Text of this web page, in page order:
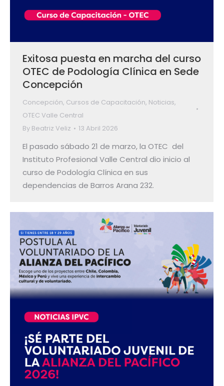
Exitosa puesta en marcha del curso
OTEC de Podología Clínica en Sede
Concepción
Concepción, Cursos de Capacitación, Noticias,
OTEC Valle Central
By Beatriz Veliz 13 Abril 2026
El pasado sábado 21 de marzo, la OTEC del
Instituto Profesional Valle Central dio inicio al
curso de Podología Clínica en sus
dependencias de Barros Arana 232.